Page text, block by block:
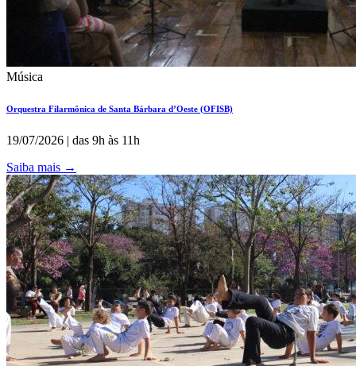
Música
Orquestra Filarmônica de Santa Bárbara d’Oeste (OFISB)
19/07/2026 | das 9h às 11h
Saiba mais →